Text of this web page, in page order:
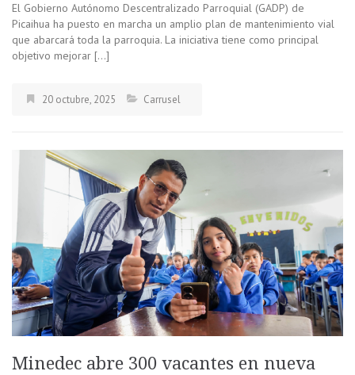
El Gobierno Autónomo Descentralizado Parroquial (GADP) de
Picaihua ha puesto en marcha un amplio plan de mantenimiento vial
que abarcará toda la parroquia. La iniciativa tiene como principal
objetivo mejorar […]
20 octubre, 2025 Carrusel
Minedec abre 300 vacantes en nueva